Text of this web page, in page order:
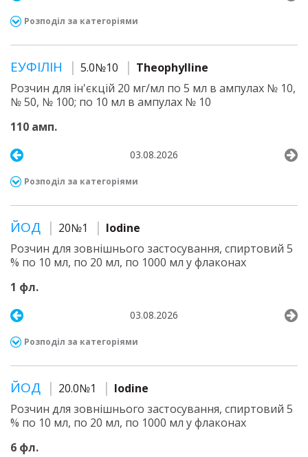
Розподіл за категоріями
ЕУФІЛІН 5.0№10
Theophylline
Розчин для ін'єкцій 20 мг/мл по 5 мл в ампулах № 10,
№ 50, № 100; по 10 мл в ампулах № 10
110 амп.
03.08.2026
Розподіл за категоріями
ЙОД 20№1
Iodine
Розчин для зовнішнього застосування, спиртовий 5
% по 10 мл, по 20 мл, по 1000 мл у флаконах
1 фл.
03.08.2026
Розподіл за категоріями
ЙОД 20.0№1
Iodine
Розчин для зовнішнього застосування, спиртовий 5
% по 10 мл, по 20 мл, по 1000 мл у флаконах
6 фл.